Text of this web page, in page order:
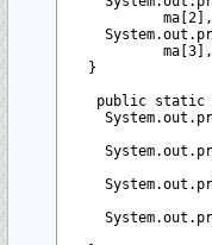
  }
public static